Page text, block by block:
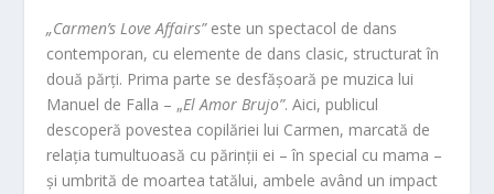
„Carmen’s Love Affairs”este un spectacol de dans
contemporan, cu elemente de dans clasic, structurat în
două părți. Prima parte se desfăşoară pe muzica lui
Manuel de Falla – „El Amor Brujo”. Aici, publicul
descoperă povestea copilăriei lui Carmen, marcată de
relația tumultuoasă cu părinții ei – în special cu mama –
și umbrită de moartea tatălui, ambele având un impact